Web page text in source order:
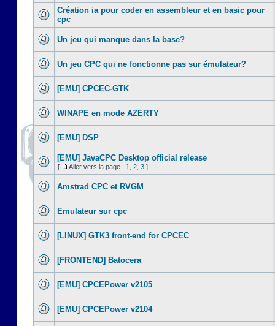
Création ia pour coder en assembleur et en basic pour
cpc
Un jeu qui manque dans la base?
Un jeu CPC qui ne fonctionne pas sur émulateur?
[EMU] CPCEC-GTK
WINAPE en mode AZERTY
[EMU] DSP
[EMU] JavaCPC Desktop official release
[ Aller vers la page : 1 2 3 ]
Amstrad CPC et RVGM
Emulateur sur cpc
[LINUX] GTK3 front-end for CPCEC
[FRONTEND] Batocera
[EMU] CPCEPower v2105
[EMU] CPCEPower v2104